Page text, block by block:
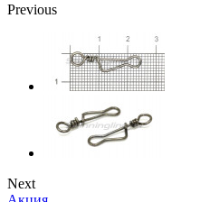
Previous
Next